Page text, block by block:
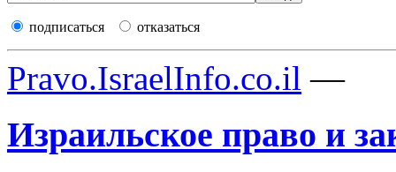
подписаться отказаться
Pravo.IsraelInfo.co.il —
Израильское право и